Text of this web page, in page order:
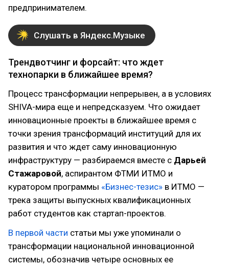
предпринимателем.
Слушать в Яндекс.Музыке
Трендвотчинг и форсайт: что ждет
технопарки в ближайшее время?
Процесс трансформации непрерывен, а в условиях
SHIVA-мира еще и непредсказуем. Что ожидает
инновационные проекты в ближайшее время с
точки зрения трансформаций институций для их
развития и что ждет саму инновационную
инфраструктуру — разбираемся вместе с Дарьей
Стажаровой, аспирантом ФТМИ ИТМО и
куратором программы «Бизнес-тезис» в ИТМО —
трека защиты выпускных квалификационных
работ студентов как стартап-проектов.
В первой части статьи мы уже упоминали о
трансформации национальной инновационной
системы, обозначив четыре основных ее